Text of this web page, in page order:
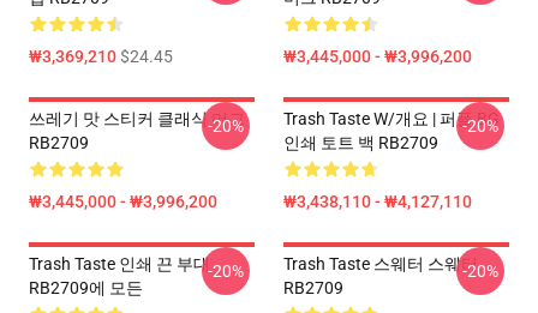
₩3,369,210$24.45 ₩3,445,000 - ₩3,996,200
쓰레기 맛 스티커 클래식 머그
RB2709
₩3,445,000 - ₩3,996,200
-20%
Trash Taste W/개요 | 퍼플 BG
인쇄 토트 백 RB2709
₩3,438,110 - ₩4,127,110
-20%
Trash Taste 인쇄 끈 부대
RB2709에 모든
-20%
Trash Taste 스웨터 스웨터
RB2709
-20%